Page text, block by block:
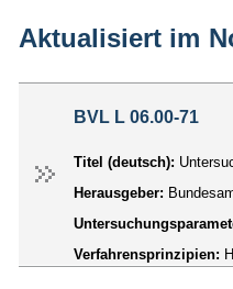
Aktualisiert im
BVL L 06.00-71
Titel (deutsch):
Herausgeber:
Verfahrensprinzipien: